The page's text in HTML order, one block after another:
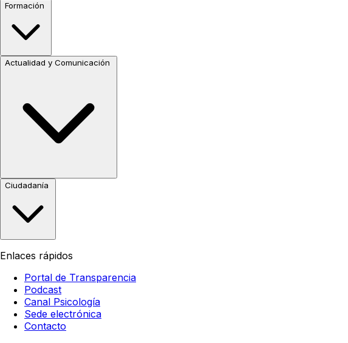
Formación
Actualidad y Comunicación
Ciudadanía
Enlaces rápidos
Portal de Transparencia
Podcast
Canal Psicología
Sede electrónica
Contacto